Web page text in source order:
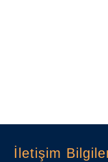
İletişim